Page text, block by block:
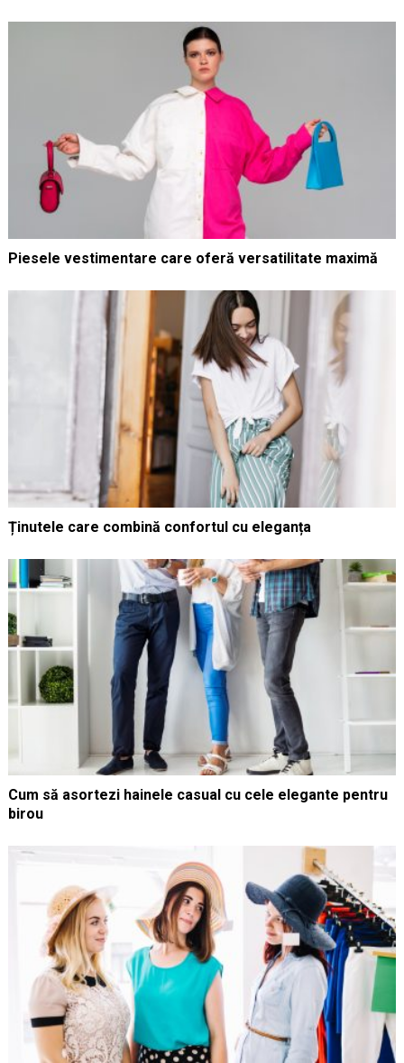
Piesele vestimentare care oferă versatilitate maximă
Ținutele care combină confortul cu eleganța
Cum să asortezi hainele casual cu cele elegante pentru
birou